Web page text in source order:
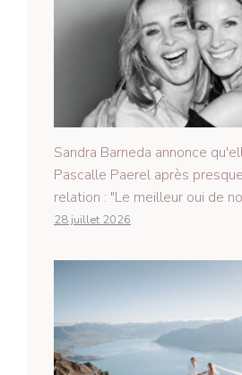
Sandra Barneda annonce
Pascalle Paerel après
relation : "Le meilleur oui de
28 juillet 2026